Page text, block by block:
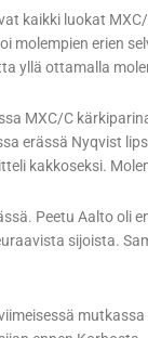
kaikki luokat
molempien erien
yllä ottamalla
MXC/C
erässä Nyqvist
kakkoseksi.
Peetu Aalto oli
sijoista.